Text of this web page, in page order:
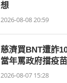
想
2026-08-08 20:59
慈濟買BNT遭詐
當年罵政府擋疫
2026-08-07 15:28